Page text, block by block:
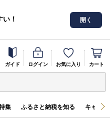
！
開く
ガイド ログイン お気に入り カート
集 ふるさと納税を知る キャン